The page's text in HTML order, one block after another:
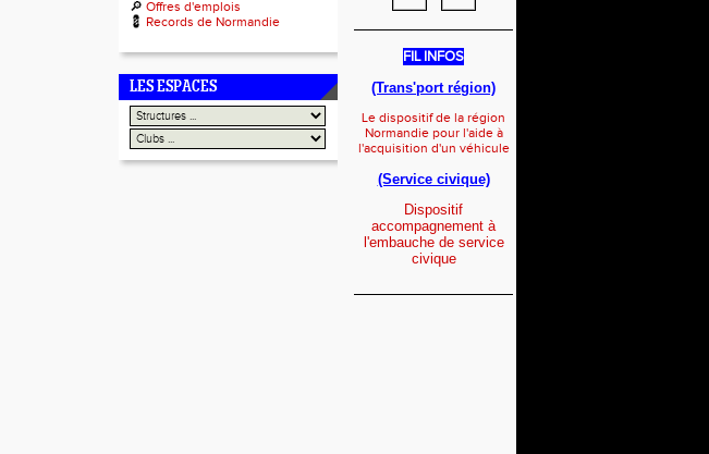
🔎 Offres d'emplois
💈 Records de Normandie
LES ESPACES
FIL INFOS
(Trans'port région)
Le dispositif de la région
Normandie pour l'aide à
l'acquisition d'un véhicule
(Service civique)
Dispositif
accompagnement à
l'embauche de service
civique